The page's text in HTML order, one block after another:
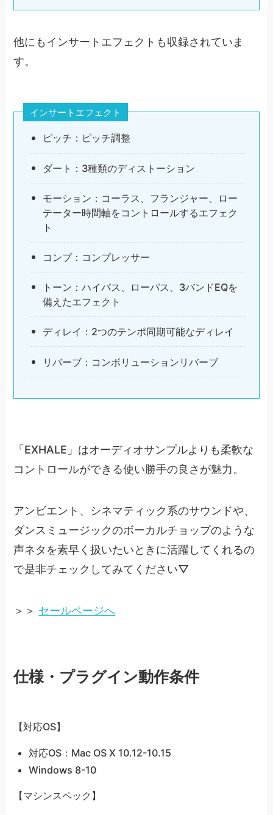
他にもインサートエフェクトも収録されていま
す。
インサートエフェクト
ピッチ：ピッチ調整
ダート：3種類のディストーション
モーション：コーラス、フランジャー、ロー
テーター時間軸をコントロールするエフェク
ト
コンプ：コンプレッサー
トーン：ハイパス、ローパス、3バンドEQを
備えたエフェクト
ディレイ：2つのテンポ同期可能なディレイ
リバーブ：コンボリューションリバーブ
「EXHALE」はオーディオサンプルよりも柔軟な
コントロールができる使い勝手の良さが魅力。
アンビエント、シネマティック系のサウンドや、
ダンスミュージックのボーカルチョップのような
声ネタを素早く扱いたいときに活躍してくれるの
で是非チェックしてみてください▽
＞＞ セールページへ
仕様・プラグイン動作条件
【対応OS】
対応OS：Mac OS X 10.12-10.15
Windows 8-10
【マシンスペック】